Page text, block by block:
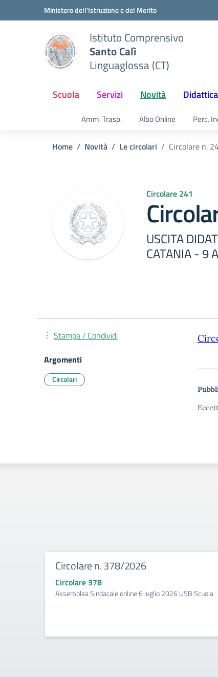
Vai ai contenuti
Vai al menu di navigazioneMinistero dell'Istruzione e del Merito
Istituto Comprensivo
Santo Calì
Linguaglossa (CT)
Scuola Servizi Novità Didattica
Amm. Trasp. Albo Online Perc.
Home Novità Le circolari Circolare n.
Circolare 241
USCITA
CATANIA - 9
Stampa / Condividi
Argomenti
Circolari
Circolare n. 378/2026
Circolare 378
Assemblea Sindacale online 6 luglio 2026 USB Scuola